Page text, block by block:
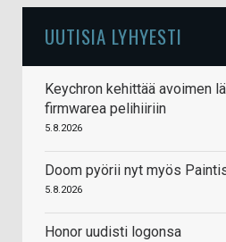
UUTISIA LYHYESTI
Keychron kehittää avoimen
firmwarea pelihiiriin
5.8.2026
Doom pyörii nyt myös
5.8.2026
Honor uudisti logonsa